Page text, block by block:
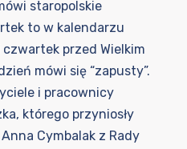
staropolskie
to w kalendarzu
przed Wielkim
mówi się “zapusty”.
i pracownicy
którego przyniosły
Cymbalak z Rady